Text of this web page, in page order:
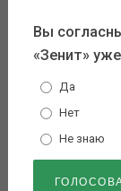
Вы
«Зенит»
Да
Нет
Не знаю